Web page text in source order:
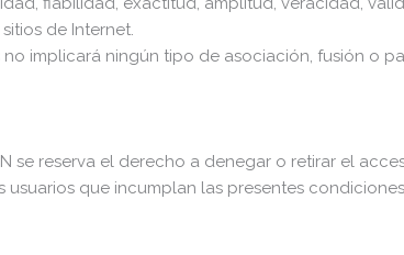
de Internet.
implicará ningún tipo de asociación, fusión o
se reserva el derecho a denegar o retirar el
que incumplan las presentes